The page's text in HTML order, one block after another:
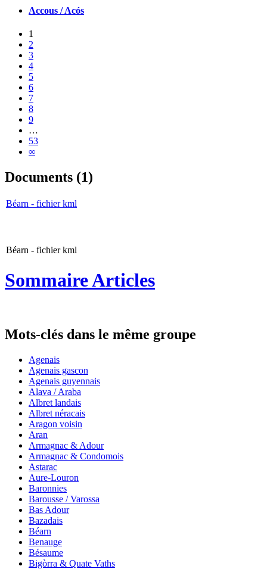
Accous / Acós
1
2
3
4
5
6
7
8
9
…
53
∞
Documents (1)
Béarn - fichier kml
Béarn - fichier kml
Sommaire Articles
Mots-clés dans le même groupe
Agenais
Agenais gascon
Agenais guyennais
Alava / Araba
Albret landais
Albret néracais
Aragon voisin
Aran
Armagnac & Adour
Armagnac & Condomois
Astarac
Aure-Louron
Baronnies
Barousse / Varossa
Bas Adour
Bazadais
Béarn
Benauge
Bésaume
Bigòrra & Quate Vaths